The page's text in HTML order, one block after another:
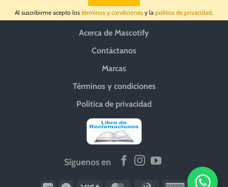
Al suscribirme acepto los términos y condiciones y la política de privacidad.
Acerca de Mascotify
Contáctanos
Marcas
Términos y condiciones
Política de privacidad
Síguenos en